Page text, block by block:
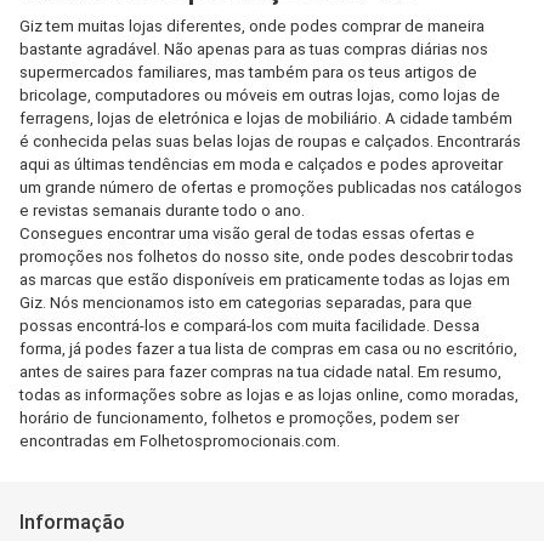
Giz tem muitas lojas diferentes, onde podes comprar de maneira
bastante agradável. Não apenas para as tuas compras diárias nos
supermercados familiares, mas também para os teus artigos de
bricolage, computadores ou móveis em outras lojas, como lojas de
ferragens, lojas de eletrónica e lojas de mobiliário. A cidade também
é conhecida pelas suas belas lojas de roupas e calçados. Encontrarás
aqui as últimas tendências em moda e calçados e podes aproveitar
um grande número de ofertas e promoções publicadas nos catálogos
e revistas semanais durante todo o ano.
Consegues encontrar uma visão geral de todas essas ofertas e
promoções nos folhetos do nosso site, onde podes descobrir todas
as marcas que estão disponíveis em praticamente todas as lojas em
Giz. Nós mencionamos isto em categorias separadas, para que
possas encontrá-los e compará-los com muita facilidade. Dessa
forma, já podes fazer a tua lista de compras em casa ou no escritório,
antes de saires para fazer compras na tua cidade natal. Em resumo,
todas as informações sobre as lojas e as lojas online, como moradas,
horário de funcionamento, folhetos e promoções, podem ser
encontradas em Folhetospromocionais.com.
Informação